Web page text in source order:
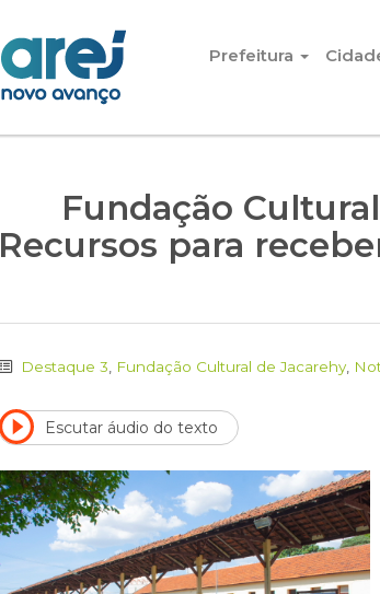
Prefeitura
Fundação
Recursos para
Destaque 3 Fundação Cultural de Jacarehy
Escutar áudio do texto